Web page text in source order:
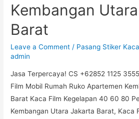
Mobil
Ruko
Apartemen
Meruya
Kembangan
Barat
Leave a Comment / Pasang Stiker
admin
Jasa Terpercaya! CS +62852 1125
Film Mobil Rumah Ruko Apartemen
Barat Kaca Film Kegelapan 40 60 80
Kembangan Utara Jakarta Barat, Kaca